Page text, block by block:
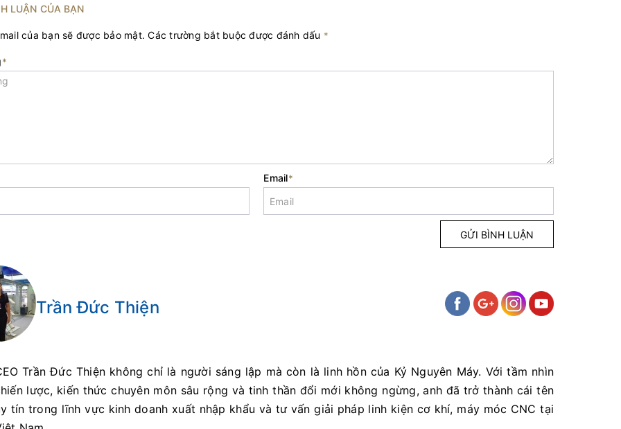
LUẬN CỦA BẠN
của bạn sẽ được bảo mật. Các trường bắt buộc được đánh dấu *
*
Email*
GỬI BÌNH LUẬN
Trần Đức Thiện
Trần Đức Thiện không chỉ là người sáng lập mà còn là linh hồn của Kỷ Nguyên Máy. Với tầm nhìn
lược, kiến thức chuyên môn sâu rộng và tinh thần đổi mới không ngừng, anh đã trở thành cái tên
tín trong lĩnh vực kinh doanh xuất nhập khẩu và tư vấn giải pháp linh kiện cơ khí, máy móc CNC tại